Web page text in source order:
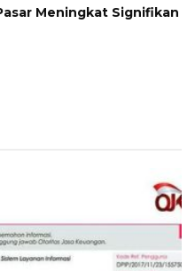
Meningkat Signifikan